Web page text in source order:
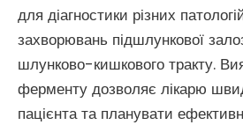
для діагностики різних
захворювань підшлункової
шлунково-кишкового тракту.
ферменту дозволяє лікарю
пацієнта та планувати